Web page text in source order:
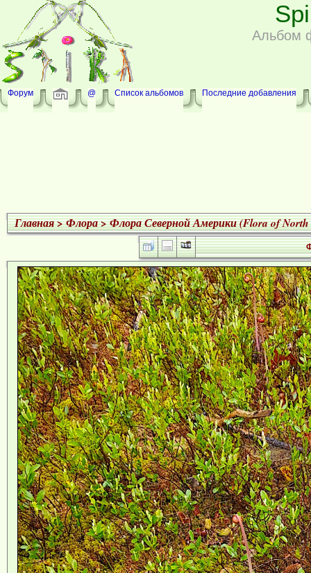
Альбом
Форум @ Список альбомов Последние добавления
Главная>Флора>Флора Северной Америки (Flora of North